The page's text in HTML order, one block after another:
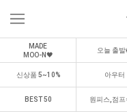
MADE
MOO-N🖤
오늘 출발
신상품 5~10% 아우터
BEST 50 원피스,점프